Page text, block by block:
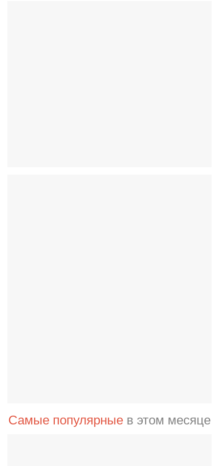
Самые популярные в этом месяце